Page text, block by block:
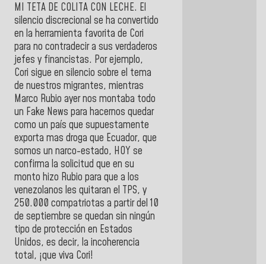
MI TETA DE COLITA CON LECHE. El
silencio discrecional se ha convertido
en la herramienta favorita de Cori
para no contradecir a sus verdaderos
jefes y financistas. Por ejemplo,
Cori sigue en silencio sobre el tema
de nuestros migrantes, mientras
Marco Rubio ayer nos montaba todo
un Fake News para hacernos quedar
como un país que supuestamente
exporta mas droga que Ecuador, que
somos un narco-estado, HOY se
confirma la solicitud que en su
monto hizo Rubio para que a los
venezolanos les quitaran el TPS, y
250.000 compatriotas a partir del 10
de septiembre se quedan sin ningún
tipo de protección en Estados
Unidos, es decir, la incoherencia
total, ¡que viva Cori!